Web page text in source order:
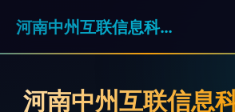
河南中州互联信息科技有限公司
河南中州互联信息